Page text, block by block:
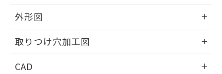
外形図
取りつけ穴加工図
CAD
荷製品に未対応品が混在することから備考
欄に対応日を記載しておりました。
既に当社にて対応品への在庫切替を完了
していることから、特段のことがない限
り、2022年1月12日より割愛しておりま